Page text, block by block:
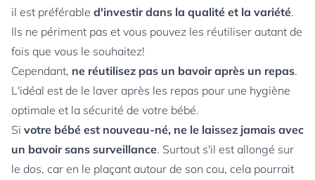
il est préférable d'investir dans la qualité et la variété.
Ils ne périment pas et vous pouvez les réutiliser autant de
fois que vous le souhaitez!
Cependant, ne réutilisez pas un bavoir après un repas.
L'idéal est de le laver après les repas pour une hygiène
optimale et la sécurité de votre bébé.
Si votre bébé est nouveau-né, ne le laissez jamais avec
un bavoir sans surveillance. Surtout s'il est allongé sur
le dos, car en le plaçant autour de son cou, cela pourrait